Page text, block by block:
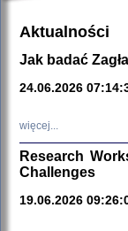
Aktualności
Jak badać
24.06.2026
więcej...
Research
Challenges
19.06.2026